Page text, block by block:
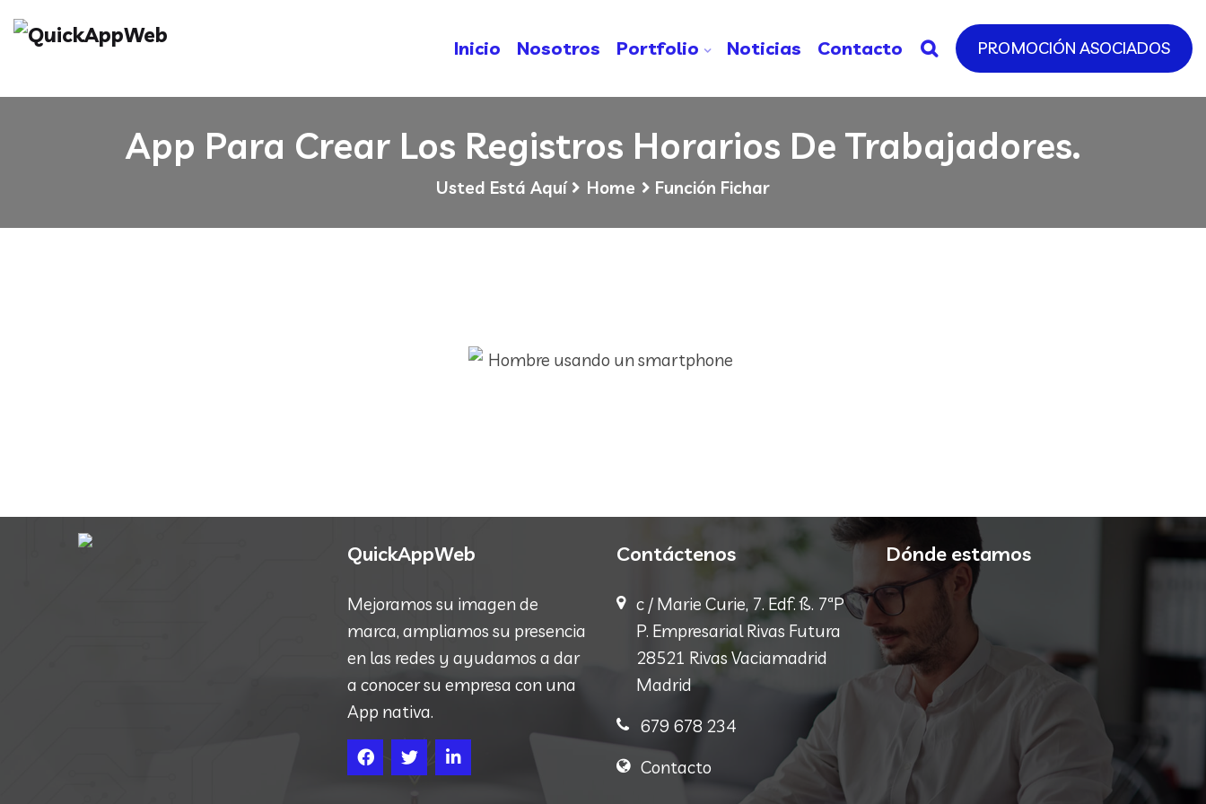
Inicio Nosotros Portfolio Noticias Contacto PROMOCIÓN ASOCIADOS
App Para Crear Los Registros Horarios De Trabajadores.
Usted Está Aquí Home Función Fichar
QuickAppWeb
Mejoramos su imagen de
marca, ampliamos su presencia
en las redes y ayudamos a dar
a conocer su empresa con una
App nativa.
Contáctenos
c / Marie Curie, 7. Edf. ß. 7ªP
P. Empresarial Rivas Futura
28521 Rivas Vaciamadrid
Madrid
679 678 234
Contacto
Dónde estamos